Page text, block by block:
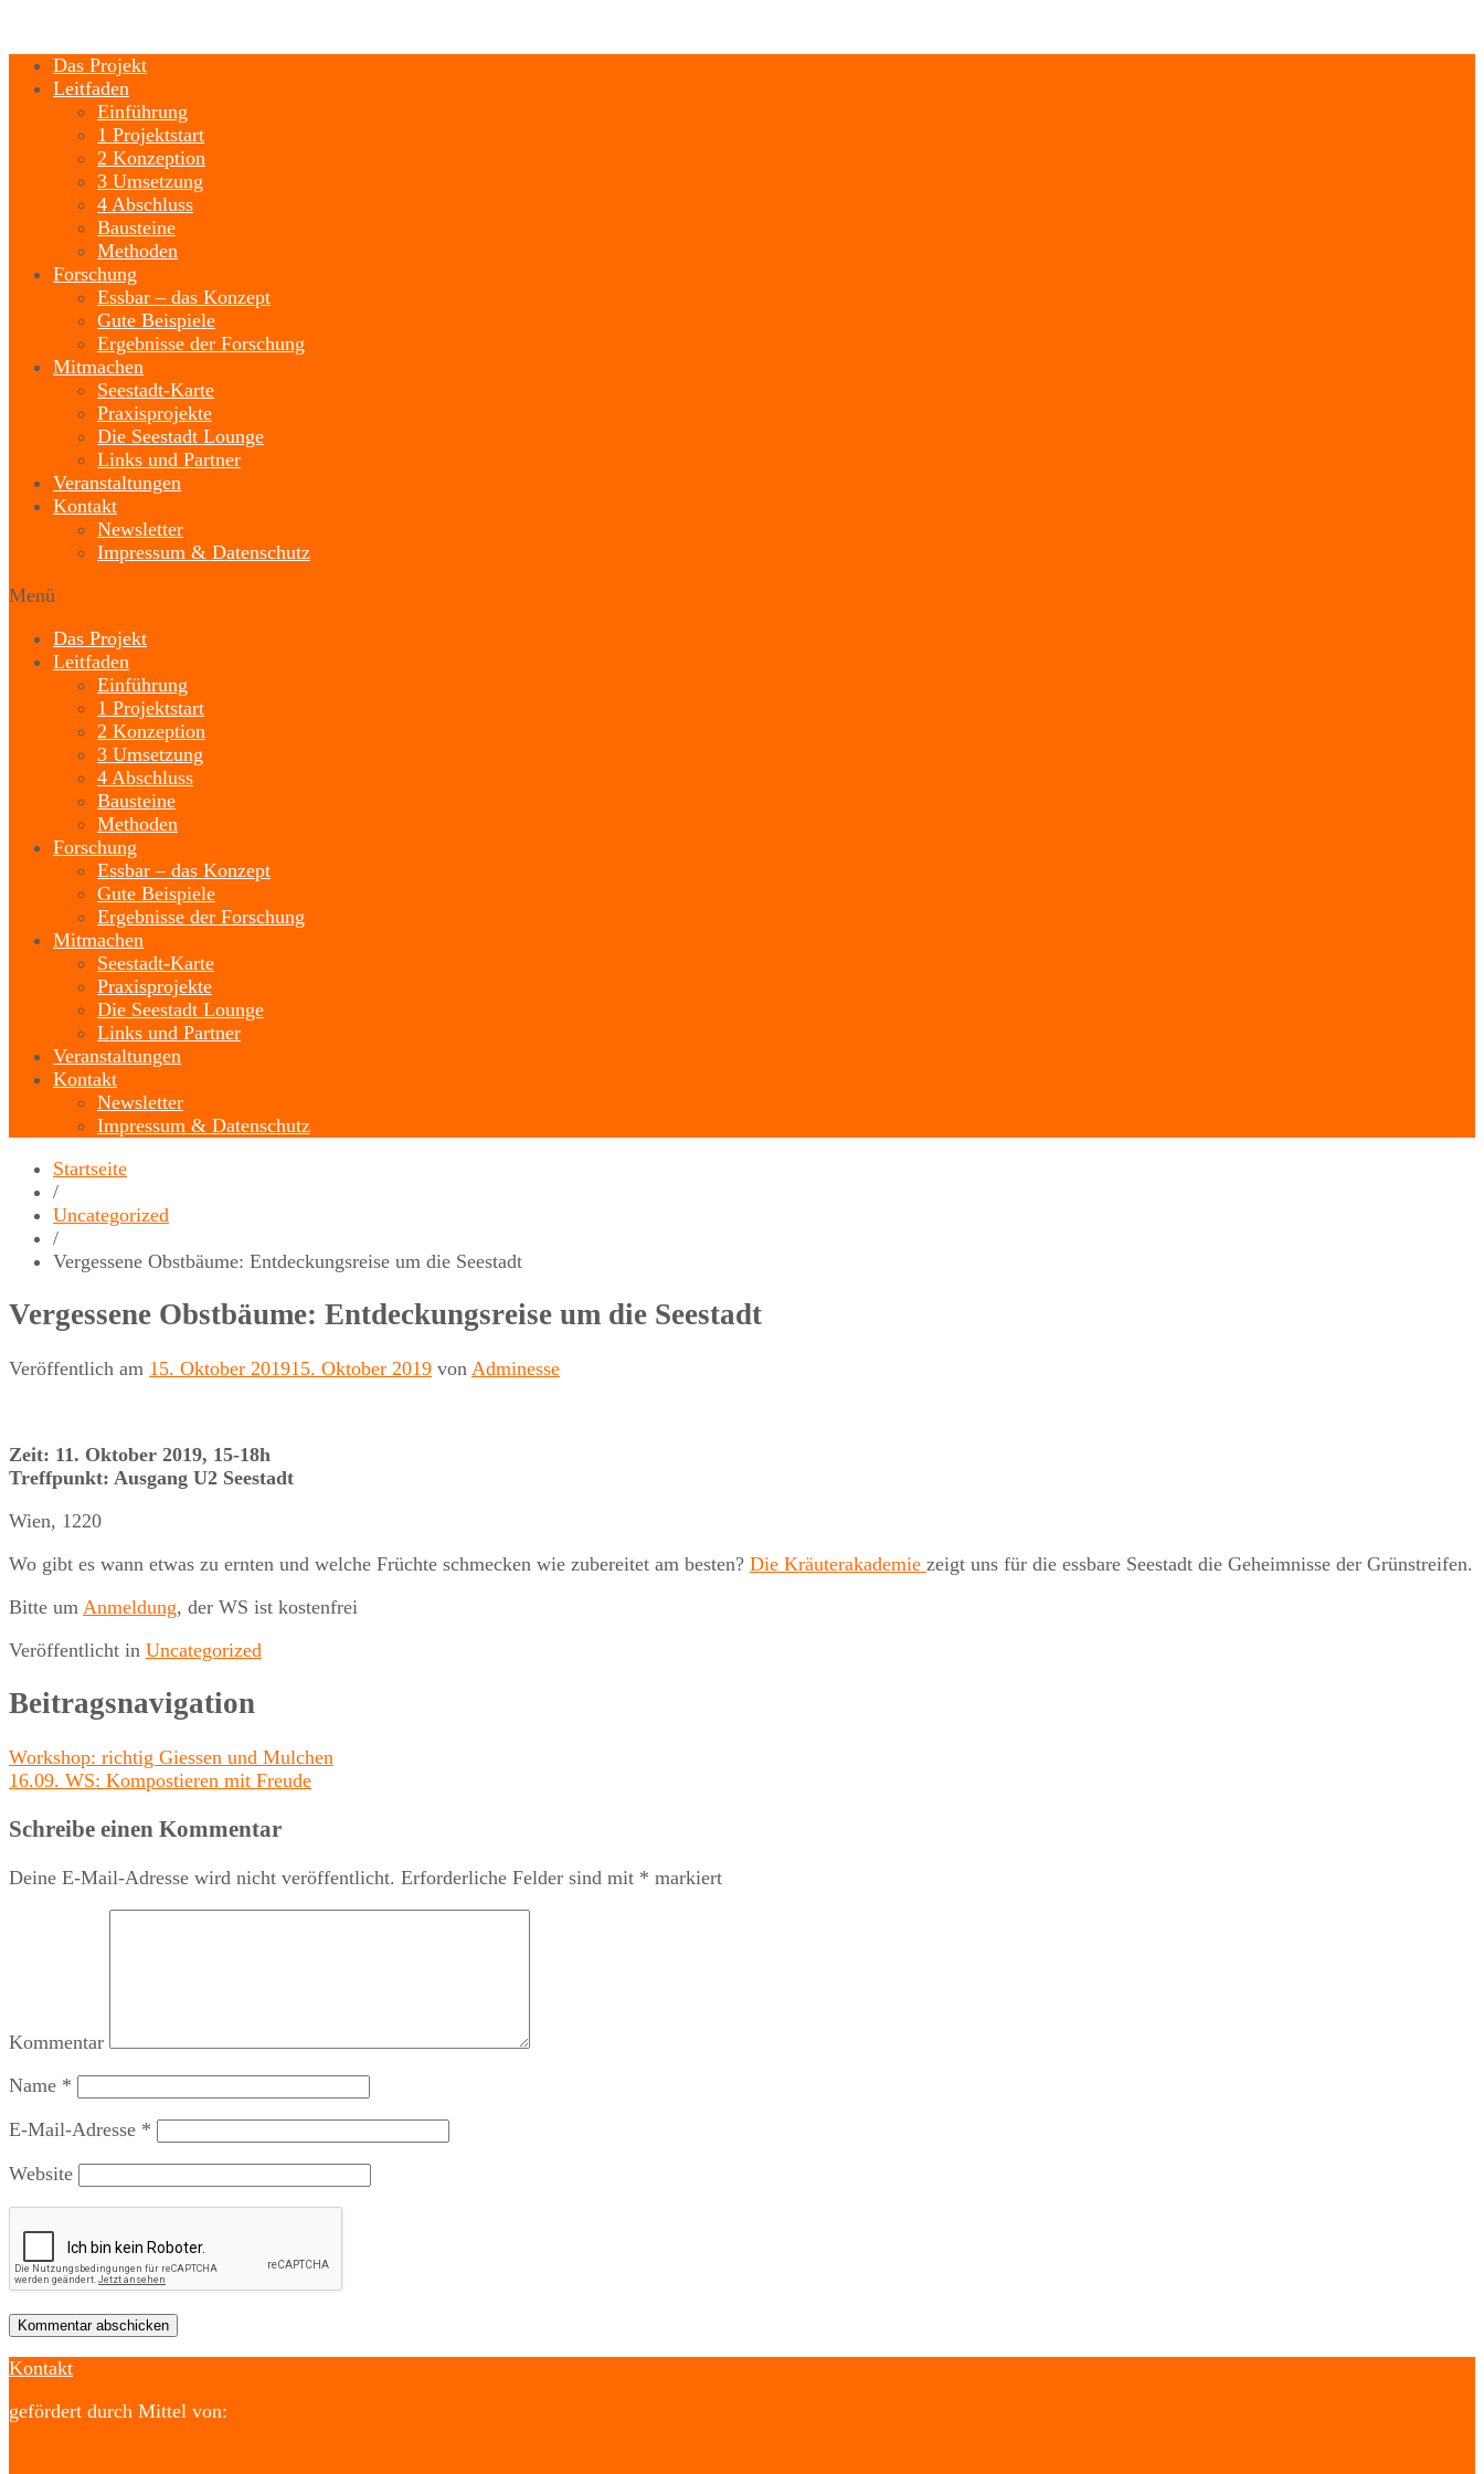
Das Projekt
Leitfaden
Einführung
1 Projektstart
2 Konzeption
3 Umsetzung
4 Abschluss
Bausteine
Methoden
Forschung
Essbar – das Konzept
Gute Beispiele
Ergebnisse der Forschung
Mitmachen
Seestadt-Karte
Praxisprojekte
Die Seestadt Lounge
Links und Partner
Veranstaltungen
Kontakt
Newsletter
Impressum & Datenschutz
Menü
Das Projekt
Leitfaden
Einführung
1 Projektstart
2 Konzeption
3 Umsetzung
4 Abschluss
Bausteine
Methoden
Forschung
Essbar – das Konzept
Gute Beispiele
Ergebnisse der Forschung
Mitmachen
Seestadt-Karte
Praxisprojekte
Die Seestadt Lounge
Links und Partner
Veranstaltungen
Kontakt
Newsletter
Impressum & Datenschutz
Startseite
/
Uncategorized
/
Vergessene Obstbäume: Entdeckungsreise um die Seestadt
Vergessene Obstbäume: Entdeckungsreise um die Seestadt
Veröffentlich am 15. Oktober 201915. Oktober 2019 von Adminesse
Zeit: 11. Oktober 2019, 15-18h
Treffpunkt: Ausgang U2 Seestadt
Wien, 1220
Wo gibt es wann etwas zu ernten und welche Früchte schmecken wie zubereitet am besten? Die Kräuterakademie zeigt uns für die essbare Seestadt die Geheimnisse der Grünstreifen.
Bitte um Anmeldung, der WS ist kostenfrei
Veröffentlicht in Uncategorized
Beitragsnavigation
Workshop: richtig Giessen und Mulchen
16.09. WS: Kompostieren mit Freude
Schreibe einen Kommentar
Deine E-Mail-Adresse wird nicht veröffentlicht. Erforderliche Felder sind mit * markiert
Kommentar
Name *
E-Mail-Adresse *
Website
Kontakt
gefördert durch Mittel von: